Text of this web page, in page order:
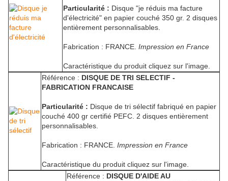
Particularité : Disque "je réduis ma facture
d'électricité" en papier couché 350 gr. 2 disques
entièrement personnalisables.
Fabrication : FRANCE. Impression en France
Caractéristique du produit cliquez sur l'image.
Référence : DISQUE DE TRI SELECTIF -
FABRICATION FRANCAISE
Particularité : Disque de tri sélectif fabriqué en papier
couché 400 gr certifié PEFC. 2 disques entièrement
personnalisables.
Fabrication : FRANCE. Impression en France
Caractéristique du produit cliquez sur l'image.
Référence : DISQUE D'AIDE AU